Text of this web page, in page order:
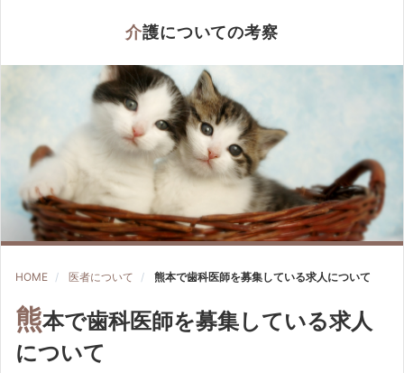
介護についての考察
HOME 医者について 熊本で歯科医師を募集している求人について
熊本で歯科医師を募集している求人
について